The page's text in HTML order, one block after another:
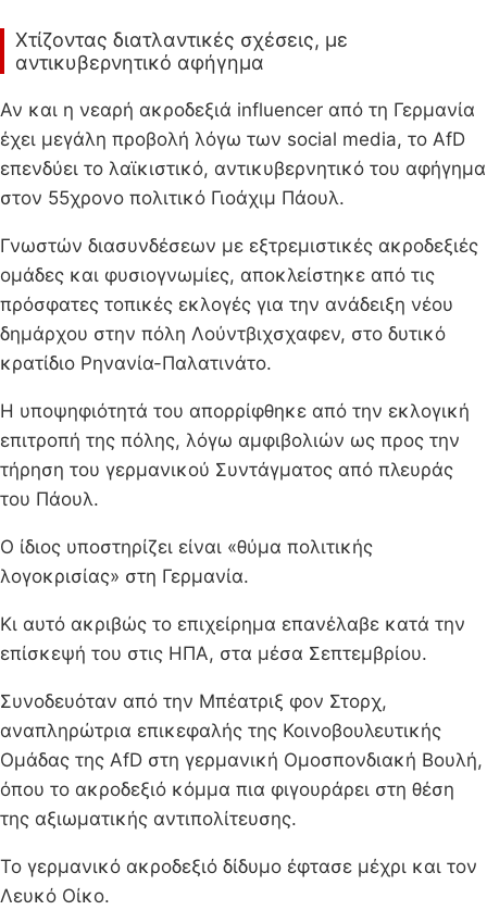
Χτίζοντας διατλαντικές σχέσεις, με
αντικυβερνητικό αφήγημα
Αν και η νεαρή ακροδεξιά influencer από τη Γερμανία
έχει μεγάλη προβολή λόγω των social media, το AfD
επενδύει το λαϊκιστικό, αντικυβερνητικό του αφήγημα
στον 55χρονο πολιτικό Γιοάχιμ Πάουλ.
Γνωστών διασυνδέσεων με εξτρεμιστικές ακροδεξιές
ομάδες και φυσιογνωμίες, αποκλείστηκε από τις
πρόσφατες τοπικές εκλογές για την ανάδειξη νέου
δημάρχου στην πόλη Λούντβιχσχαφεν, στο δυτικό
κρατίδιο Ρηνανία-Παλατινάτο.
Η υποψηφιότητά του απορρίφθηκε από την εκλογική
επιτροπή της πόλης, λόγω αμφιβολιών ως προς την
τήρηση του γερμανικού Συντάγματος από πλευράς
του Πάουλ.
Ο ίδιος υποστηρίζει είναι «θύμα πολιτικής
λογοκρισίας» στη Γερμανία.
Κι αυτό ακριβώς το επιχείρημα επανέλαβε κατά την
επίσκεψή του στις ΗΠΑ, στα μέσα Σεπτεμβρίου.
Συνοδευόταν από την Μπέατριξ φον Στορχ,
αναπληρώτρια επικεφαλής της Κοινοβουλευτικής
Ομάδας της AfD στη γερμανική Ομοσπονδιακή Βουλή,
όπου το ακροδεξιό κόμμα πια φιγουράρει στη θέση
της αξιωματικής αντιπολίτευσης.
Το γερμανικό ακροδεξιό δίδυμο έφτασε μέχρι και τον
Λευκό Οίκο.